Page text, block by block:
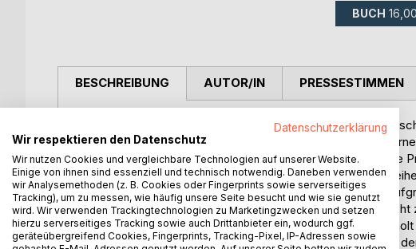
BUCH
BESCHREIBUNG
In diesem Buch wechseln sich Erläuterungen zur
Praxis durchdringen, ab. Es gibt dazu Ergänzungen im
wendet sich nicht an Anfänger. Wer noch wenig meditative
nicht vertraut ist, dem seien die früheren Bücher dieser
langjährige Praxis und Einübung entstanden, sie wurden
der jetzigen Form vorlagen. Das Buch eignet sich auch
vielmehr erst dann vollständig, wenn die Übungen
Daher empfehle ich, ergänzend die Audiomeditation unter
AUTOR/IN PRESSESTIMMEN
Datenschutzerklärung
Wir respektieren den Datenschutz
Wir nutzen Cookies und vergleichbare Technologien auf unserer Website.
Einige von ihnen sind essenziell und technisch notwendig. Daneben verwenden
wir Analysemethoden (z. B. Cookies oder Fingerprints sowie serverseitiges
Tracking), um zu messen, wie häufig unsere Seite besucht und wie sie genutzt
wird. Wir verwenden Trackingtechnologien zu Marketingzwecken und setzen
hierzu serverseitiges Tracking sowie auch Drittanbieter ein, wodurch ggf.
geräteübergreifend Cookies, Fingerprints, Tracking-Pixel, IP-Adressen sowie